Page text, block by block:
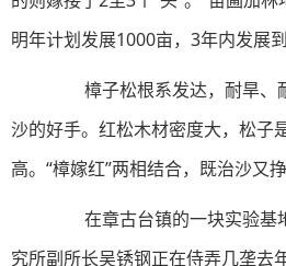
明年计划发展1000亩，3年内发展
樟子松根系发达，耐旱、
沙的好手。红松木材密度大，松子
高。“樟嫁红”两相结合，既治沙又挣
在章古台镇的一块实验基
究所副所长吴锈钢正在侍弄几垄去